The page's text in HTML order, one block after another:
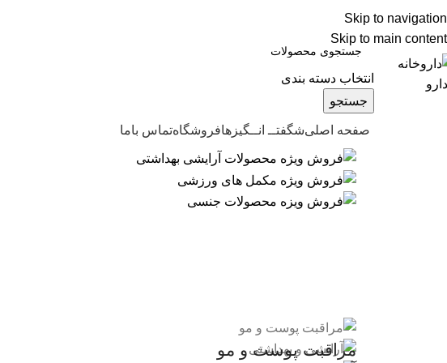
Skip to navigation
Skip to main content
درباره ماقوانین آیدارو سوالات متداول
انتخاب دسته بندی
جستجو
صفحه اصلیشگفتــ انــگیزهافروشگاهتماس باما
داروخانه آیدارو | تحویل فوری + ارسال رایگان
مراقبت پوست و مو